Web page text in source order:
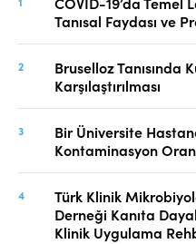
Tanısal Faydası ve
Bruselloz Tanısında
Karşılaştırılması
Bir Üniversite
Kontaminasyon
Türk Klinik
Derneği Kanıta
Klinik Uygulama